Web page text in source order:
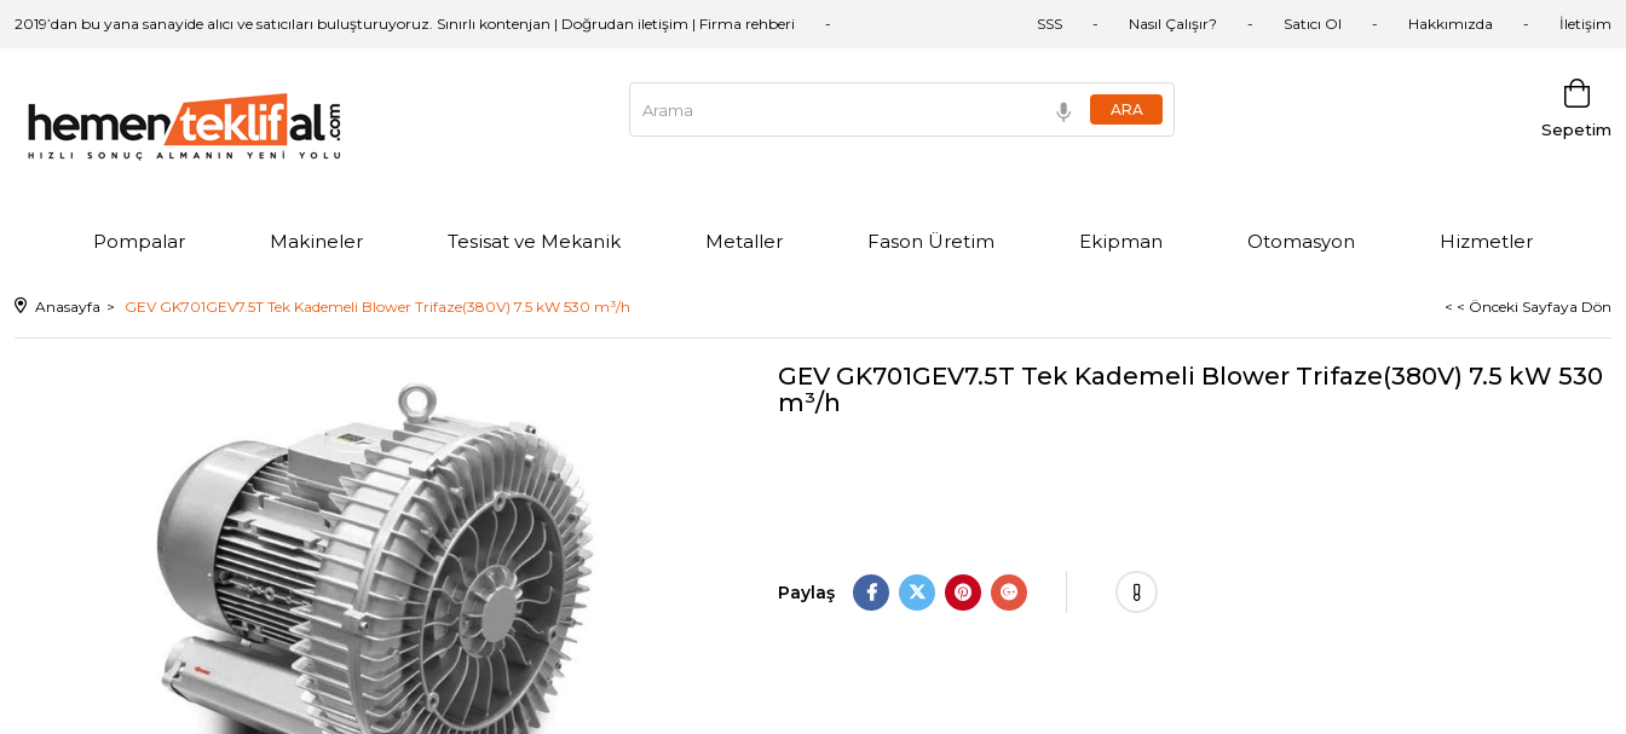
2019’dan bu yana sanayide alıcı ve satıcıları buluşturuyoruz. Sınırlı kontenjan | Doğrudan iletişim | Firma rehberi SSS Nasıl Çalışır? Satıcı Ol Hakkımızda İletişim
Sepetim
Pompalar Makineler Tesisat ve Mekanik Metaller Fason Üretim Ekipman Otomasyon Hizmetler
Anasayfa GEV GK701GEV7.5T Tek Kademeli Blower Trifaze(380V) 7.5 kW 530 m³/h < < Önceki Sayfaya Dön
GEV GK701GEV7.5T Tek Kademeli Blower Trifaze(380V) 7.5 kW 530
m³/h
Paylaş